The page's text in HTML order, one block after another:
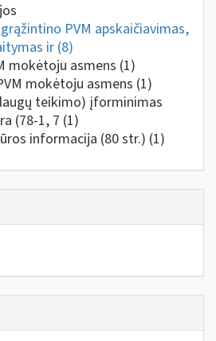
PVM apskaičiavimas,
ir (8)
mokėtoju asmens (1)
mokėtoju asmens (1)
teikimo) įforminimas
(78-1, 7 (1)
informacija (80 str.) (1)